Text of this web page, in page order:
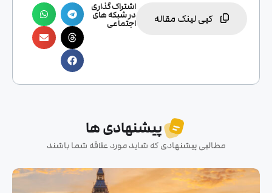
کپی لینک مقاله
اشتراک گذاری
در شبکه های
اجتماعی
پیشنهادی ها
مطالبی پیشنهادی که شاید مورد علاقه شما باشند